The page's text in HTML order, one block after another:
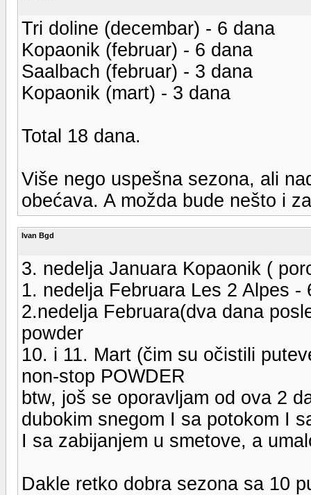
Tri doline (decembar) - 6 dana
Kopaonik (februar) - 6 dana
Saalbach (februar) - 3 dana
Kopaonik (mart) - 3 dana
Total 18 dana.
Više nego uspešna sezona, ali
obećava. A možda bude nešto i
Ivan Bgd
3. nedelja Januara Kopaonik (
1. nedelja Februara Les 2 Alpes
2.nedelja Februara(dva dana
powder
10. i 11. Mart (čim su očistili
non-stop POWDER
btw, još se oporavljam od ova 2
dubokim snegom I sa potokom I
I sa zabijanjem u smetove, a
Dakle retko dobra sezona sa 10